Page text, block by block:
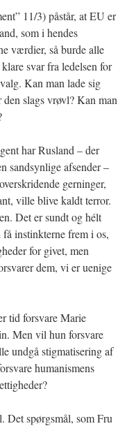
11/3) påstår, at EU er
som i hendes
værdier, så burde alle
svar fra ledelsen for
Kan man lade sig
slags vrøvl? Kan man
har Rusland – der
sandsynlige afsender –
gerninger,
ville blive kaldt terror.
Det er sundt og hélt
instinkterne frem i os,
for givet, men
dem, vi er uenige
tid forsvare Marie
Men vil hun forsvare
undgå stigmatisering af
humanismens
Det spørgsmål, som Fru